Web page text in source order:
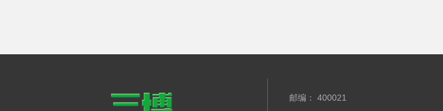
邮编： 400021